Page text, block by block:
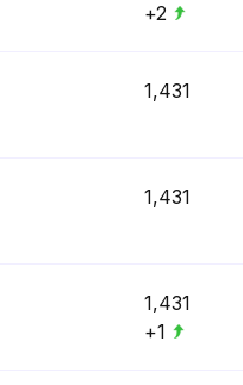
+2
1,431
1,431
1,431
+1